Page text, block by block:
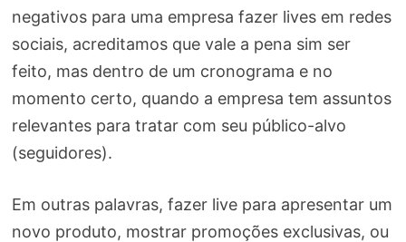
negativos para uma empresa fazer lives em redes
sociais, acreditamos que vale a pena sim ser
feito, mas dentro de um cronograma e no
momento certo, quando a empresa tem assuntos
relevantes para tratar com seu público-alvo
(seguidores).
Em outras palavras, fazer live para apresentar um
novo produto, mostrar promoções exclusivas, ou